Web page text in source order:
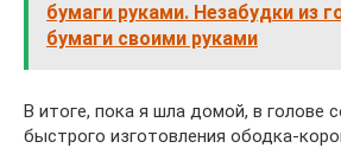
бумаги руками. Незабудки из
бумаги своими руками
В итоге, пока я шла домой, в голове
быстрого изготовления ободка-